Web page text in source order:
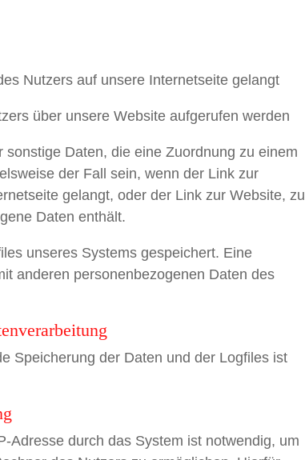
Nutzers auf unsere Internetseite gelangt
über unsere Website aufgerufen werden
Daten, die eine Zuordnung zu einem
der Fall sein, wenn der Link zur
gelangt, oder der Link zur Website, zu
Daten enthält.
unseres Systems gespeichert. Eine
anderen personenbezogenen Daten des
Speicherung der Daten und der Logfiles ist
Adresse durch das System ist notwendig, um